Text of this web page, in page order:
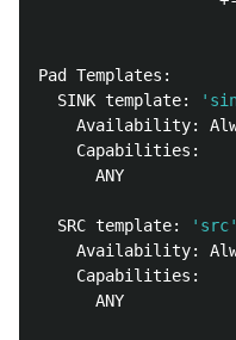
Pad Templates:
  SINK template:
Availability:
    Capabilities:
      ANY
  SRC template:
'src'
Availability:
    Capabilities:
      ANY